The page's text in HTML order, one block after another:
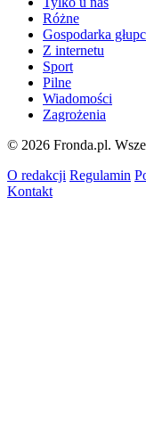
Różne
Gospodarka
Z internetu
Sport
Pilne
Wiadomości
Zagrożenia
© 2026 Fronda.pl.
O redakcji Regulamin
Kontakt